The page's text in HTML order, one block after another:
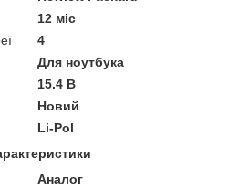
12 міс
4
Для ноутбука
15.4 В
Новий
Li-Pol
Аналог